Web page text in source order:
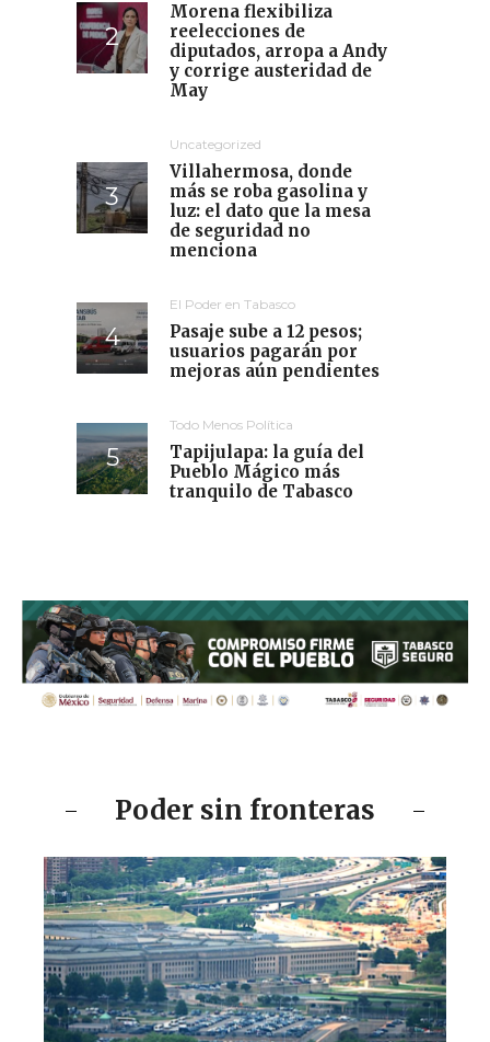
Morena flexibiliza
reelecciones de
diputados, arropa a Andy
y corrige austeridad de
May
Uncategorized
Villahermosa, donde
más se roba gasolina y
luz: el dato que la mesa
de seguridad no
menciona
El Poder en Tabasco
Pasaje sube a 12 pesos;
usuarios pagarán por
mejoras aún pendientes
Todo Menos Política
Tapijulapa: la guía del
Pueblo Mágico más
tranquilo de Tabasco
Poder sin fronteras